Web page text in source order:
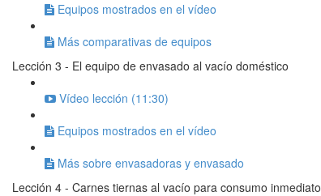
Equipos mostrados en el vídeo
Más comparativas de equipos
Lección 3 - El equipo de envasado al vacío doméstico
Vídeo lección (11:30)
Equipos mostrados en el vídeo
Más sobre envasadoras y envasado
Lección 4 - Carnes tiernas al vacío para consumo inmediato